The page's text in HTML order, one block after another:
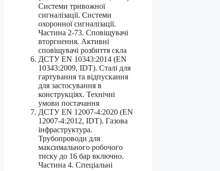
Системи тривожної
сигналізації. Системи
охоронної сигналізації.
Частина 2-73. Сповіщувачі
вторгнення. Активні
сповіщувачі розбиття скла
ДСТУ EN 10343:2014 (EN
10343:2009, IDT). Сталі для
гартування та відпускання
для застосування в
конструкціях. Технічні
умови постачання
ДСТУ EN 12007-4:2020 (EN
12007-4:2012, IDT). Газова
інфраструктура.
Трубопроводи для
максимального робочого
тиску до 16 бар включно.
Частина 4. Спеціальні